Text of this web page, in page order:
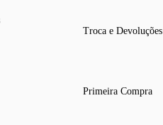
Troca e Devoluções
Primeira Compra